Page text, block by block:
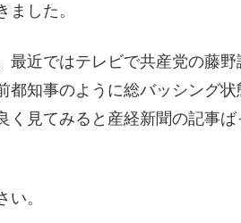
した。
近ではテレビで共産党の藤
知事のように総バッシング状
見てみると産経新聞の記事ば
。